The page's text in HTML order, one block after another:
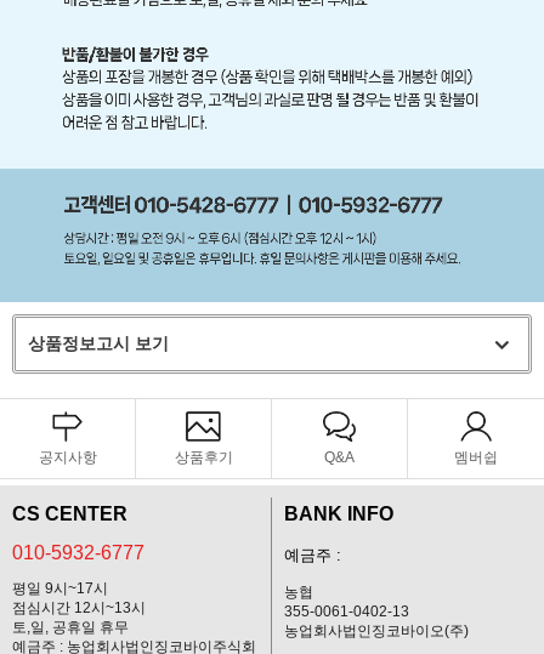
상품정보고시 보기
공지사항 상품후기 Q&A 멤버쉽
CS CENTER
010-5932-6777
평일 9시~17시
점심시간 12시~13시
토,일, 공휴일 휴무
예금주 : 농업회사법인징코바이주식회
BANK INFO
예금주 :
농협
355-0061-0402-13
농업회사법인징코바이오(주)